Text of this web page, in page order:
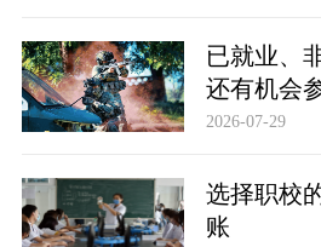
已就业、
还有机会
懂！
2026-07-29
选择职校
账